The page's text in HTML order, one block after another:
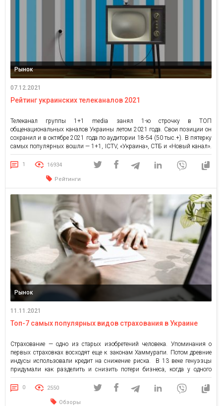
Рынок
07.12.2021
Рейтинг украинских телеканалов 2021
Телеканал группы 1+1 media занял 1-ю строчку в ТОП
общенациональных каналов Украины летом 2021 года. Свои позиции он
сохранил и в октябре 2021 года по аудитории 18-54 (50 тыс.+). В пятерку
самых популярных вошли — 1+1, ICTV, «Украина», СТБ и «Новый канал».
Кардинальных изменений в топ-5 самых просматриваемых телеканалов
не наблюдается. Телевидение в эпоху социальных […]
1 16934
Рейтинги
Рынок
11.11.2021
Топ-7 самых популярных видов страхования в Украине
Страхование — одно из старых изобретений человека. Упоминания о
первых страховках восходят еще к законам Хаммурапи. Потом древние
индусы использовали кредит на снижение риска. В 13 веке генуэзцы
придумали как разделить и снизить потери бизнеса, когда у одного
участника есть капитал, а у другого — корабли. Ну и с великими
географическими открытиями страхование захватило весь […]
0 2550
Обзоры